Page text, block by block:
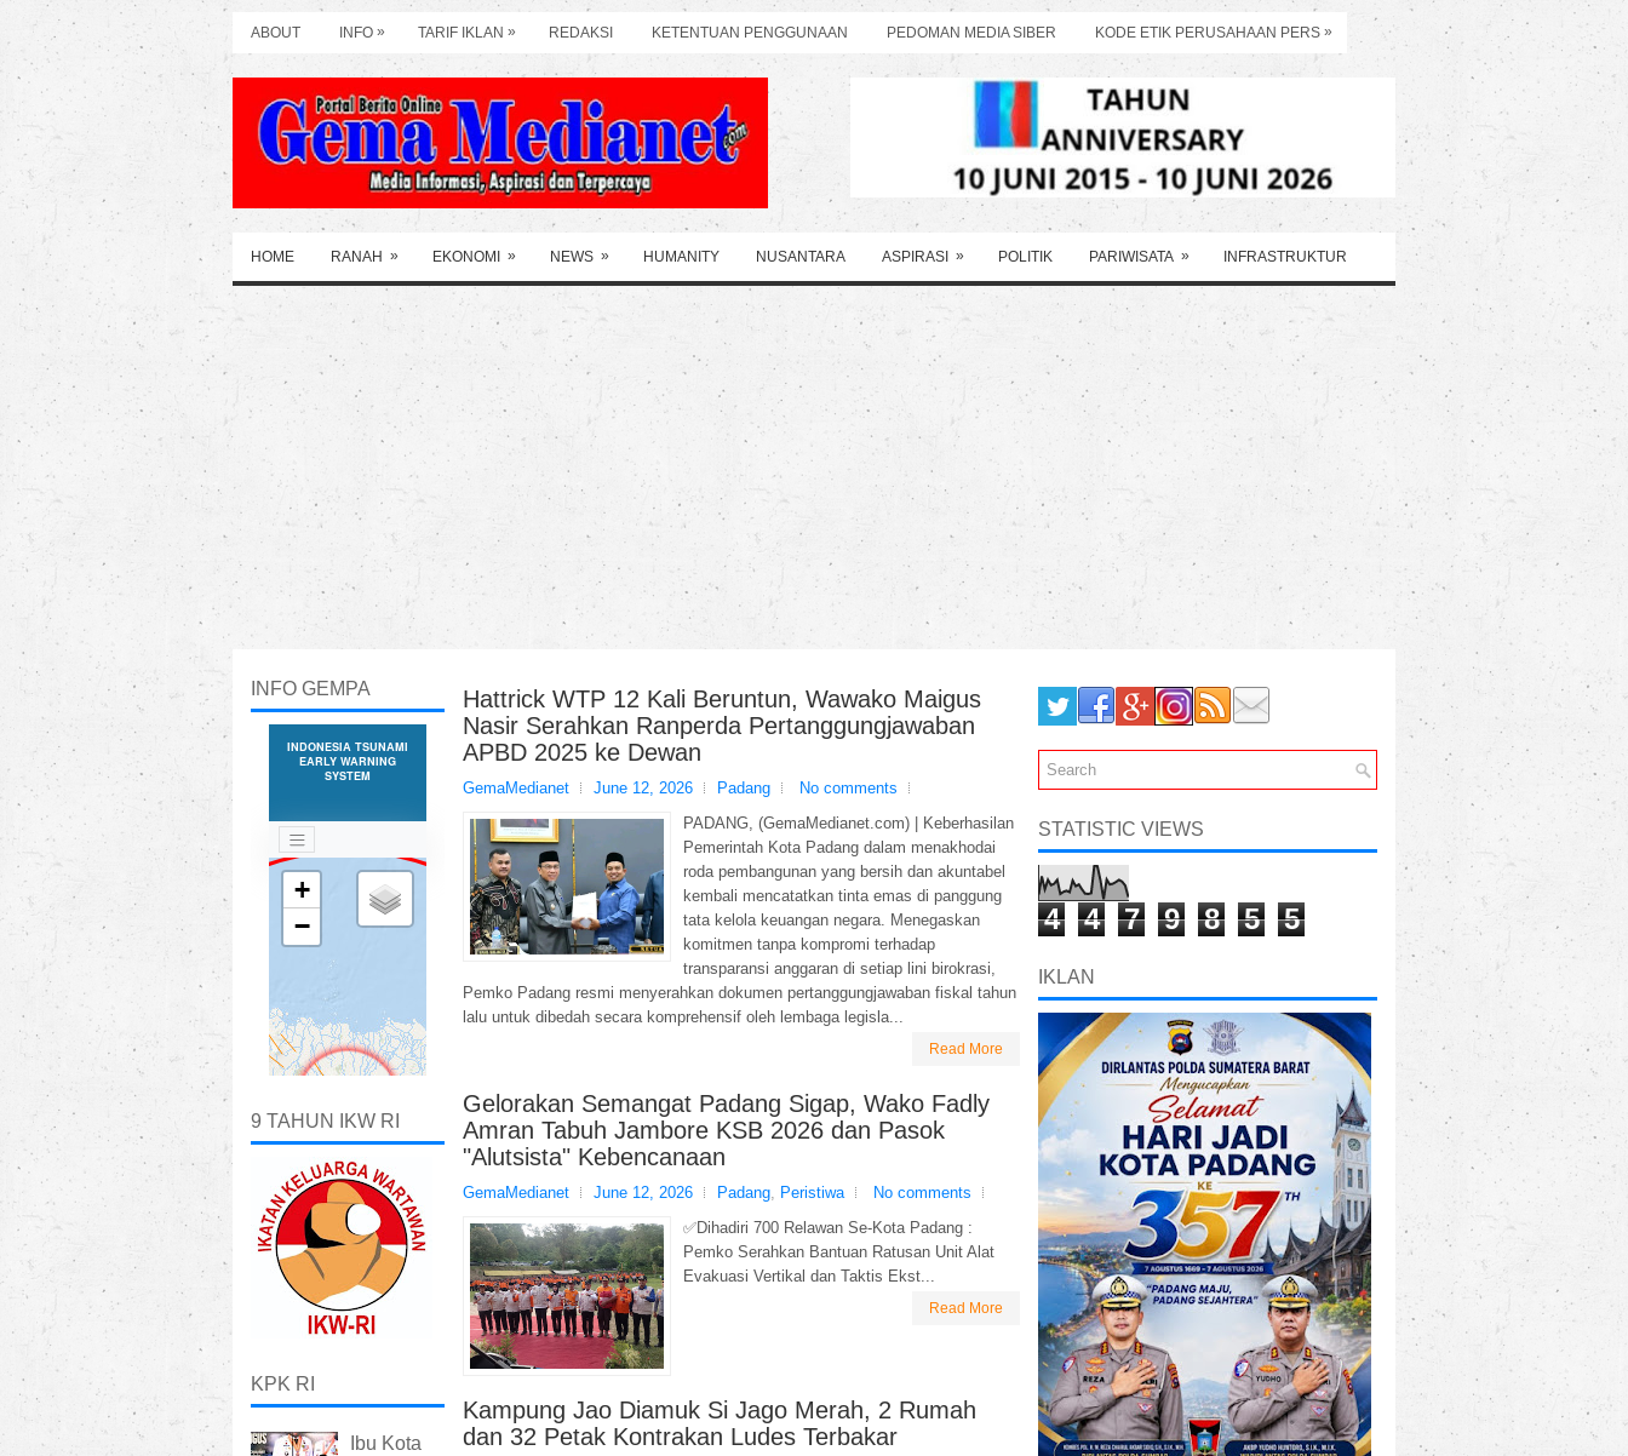
ABOUT INFO » TARIF IKLAN » REDAKSI KETENTUAN PENGGUNAAN PEDOMAN MEDIA SIBER KODE ETIK PERUSAHAAN PERS »
HOME RANAH » EKONOMI » NEWS » HUMANITY NUSANTARA ASPIRASI » POLITIK PARIWISATA » INFRASTRUKTUR
Hattrick WTP 12 Kali Beruntun, Wawako Maigus
Nasir Serahkan Ranperda Pertanggungjawaban
APBD 2025 ke Dewan
GemaMedianet June 12, 2026 Padang
No comments
PADANG, (GemaMedianet.com) | Keberhasilan
Pemerintah Kota Padang dalam menakhodai
roda pembangunan yang bersih dan akuntabel
kembali mencatatkan tinta emas di panggung
tata kelola keuangan negara. Menegaskan
komitmen tanpa kompromi terhadap
transparansi anggaran di setiap lini birokrasi,
Pemko Padang resmi menyerahkan dokumen pertanggungjawaban fiskal tahun
lalu untuk dibedah secara komprehensif oleh lembaga legisla...
Read More
Gelorakan Semangat Padang Sigap, Wako Fadly
Amran Tabuh Jambore KSB 2026 dan Pasok
"Alutsista" Kebencanaan
GemaMedianet June 12, 2026 Padang, Peristiwa
No comments
✅Dihadiri 700 Relawan Se-Kota Padang :
Pemko Serahkan Bantuan Ratusan Unit Alat
Evakuasi Vertikal dan Taktis Ekst...
Read More
Kampung Jao Diamuk Si Jago Merah, 2 Rumah
dan 32 Petak Kontrakan Ludes Terbakar
INFO GEMPA
9 TAHUN IKW RI
KPK RI
Ibu Kota
STATISTIC VIEWS
4 4 7 9 8 5 5
IKLAN